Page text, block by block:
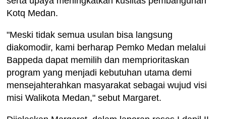
Kotq Medan.
"Meski tidak semua usulan bisa langsung
diakomodir, kami berharap Pemko Medan melalui
Bappeda dapat memilih dan memprioritaskan
program yang menjadi kebutuhan utama demi
mensejahterahkan masyarakat sebagai wujud visi
misi Walikota Medan," sebut Margaret.